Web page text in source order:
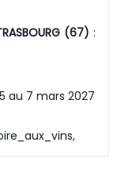
(67) :
au 7 mars 2027